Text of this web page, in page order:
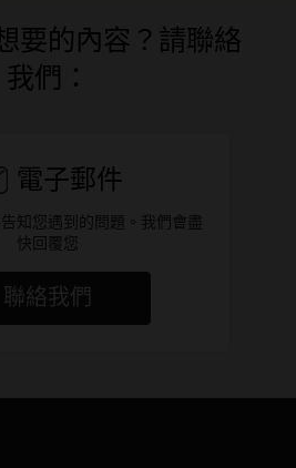
要的內容？請聯絡
我們：
電子郵件
知您遇到的問題。我們會盡
快回覆您
聯絡我們